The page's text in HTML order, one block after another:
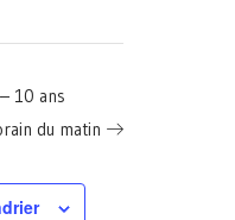
10 ans
du matin